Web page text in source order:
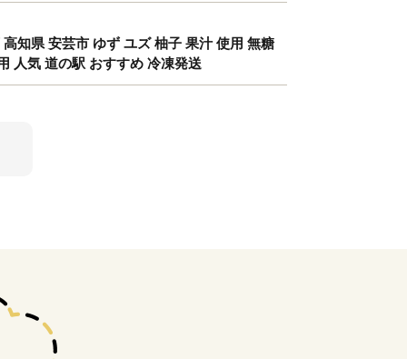
知県 安芸市 ゆず ユズ 柚子 果汁 使用 無糖
人気 道の駅 おすすめ 冷凍発送